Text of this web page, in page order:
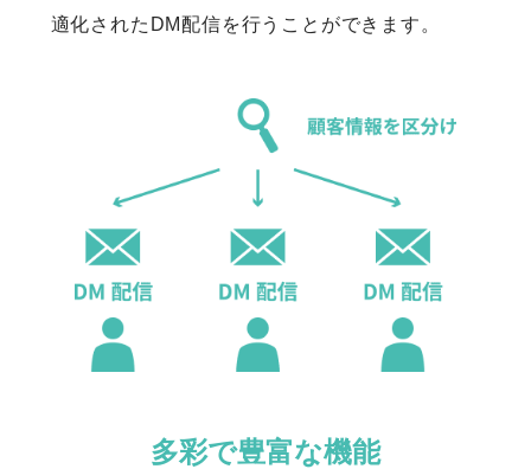
適化されたDM配信を行うことができます。
多彩で豊富な機能